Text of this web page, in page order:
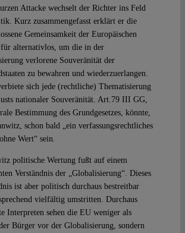
Attacke wechselt der Richter ins Feld
Kurz zusammengefasst erklärt er die
Gemeinsamkeit der Europäischen
alternativlos, um die in der
verlorene Souveränität der
zu bewahren und wiederzuerlangen.
sich jede (rechtliche) Thematisierung
nationaler Souveränität. Art.79 III GG,
Bestimmung des Grundgesetzes, könnte,
schon bald „ein verfassungsrechtliches
Wert“ sein.
politische Wertung fußt auf einem
Verständnis der „Globalisierung“. Dieses
ist aber politisch durchaus bestreitbar
vielfältig umstritten. Durchaus
Interpreten sehen die EU weniger als
Bürger vor der Globalisierung, sondern